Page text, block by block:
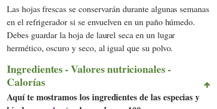
Las hojas frescas se conservarán durante algunas semanas
en el refrigerador si se envuelven en un paño húmedo.
Debes guardar la hoja de laurel seca en un lugar
hermético, oscuro y seco, al igual que su polvo.
Ingredientes - Valores nutricionales -
Calorías
Aquí te mostramos los ingredientes de las especias y